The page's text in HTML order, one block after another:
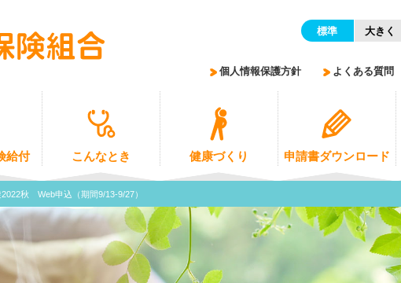
給付 こんなとき 健康づくり 申請書ダウンロード
個人情報保護方針 よくある質問
標準 大きく
秋 Web申込（期間9/13-9/27）